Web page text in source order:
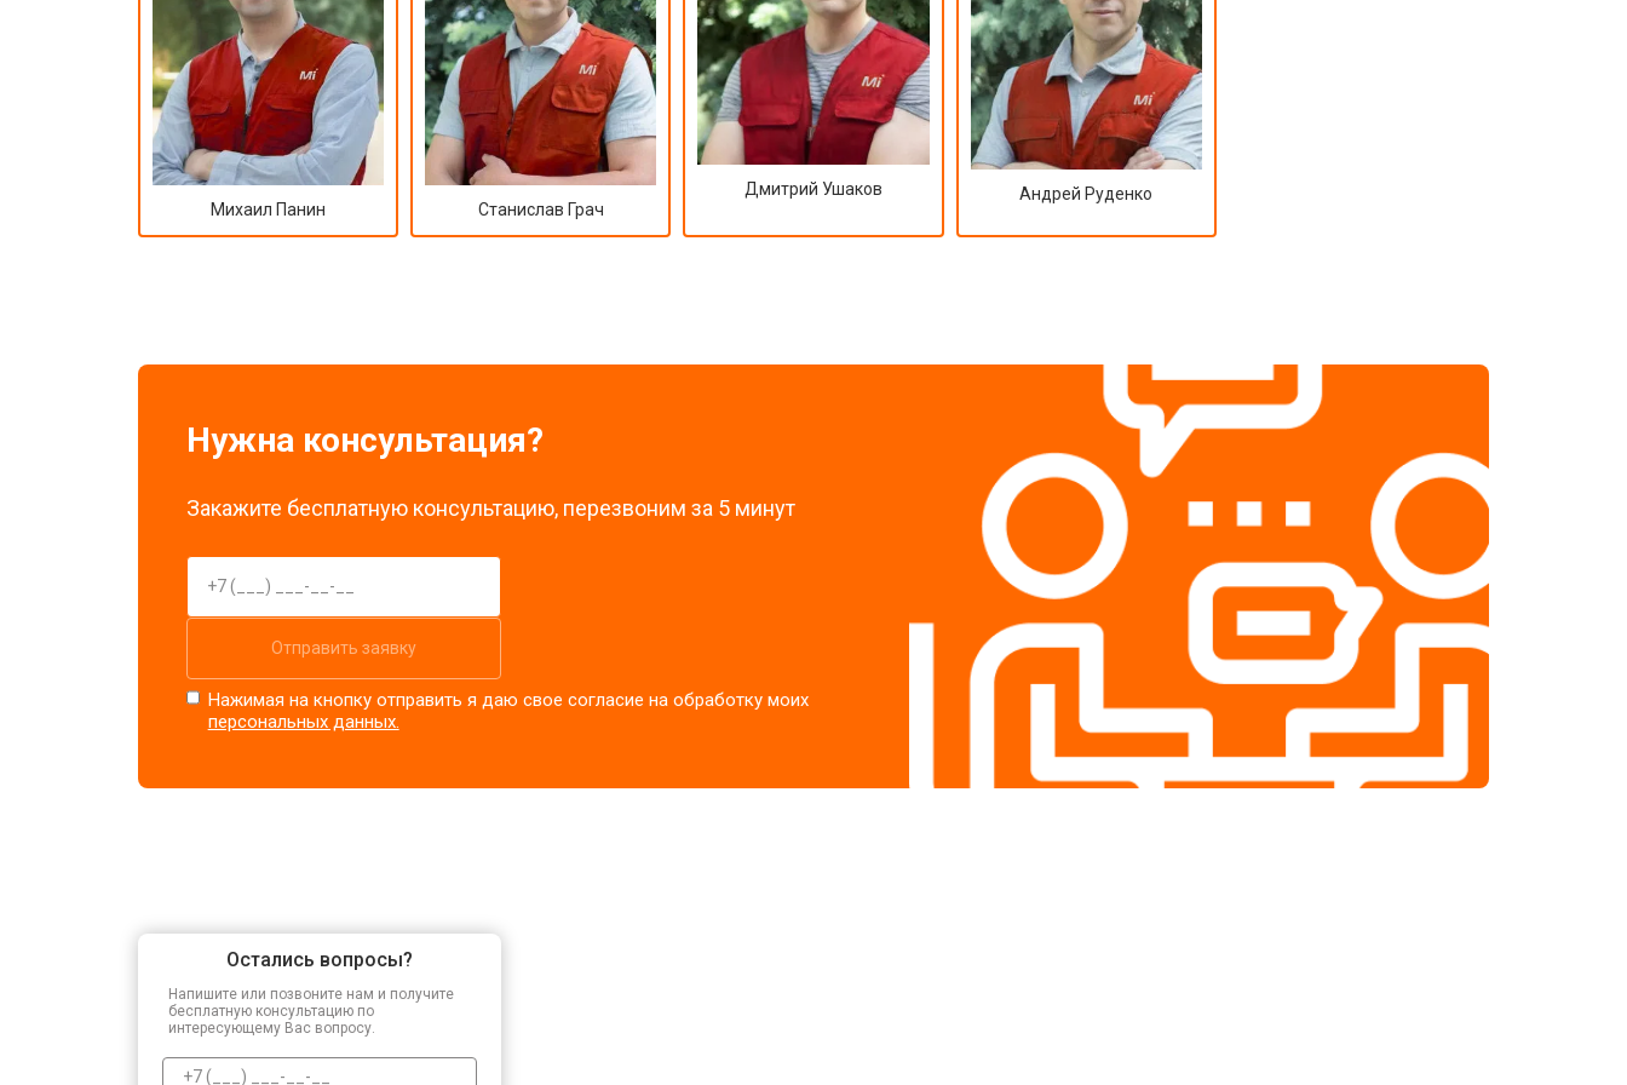
Михаил Панин Станислав Грач
Дмитрий Ушаков Андрей Руденко
Нужна консультация?
Закажите бесплатную консультацию, перезвоним за 5 минут
Отправить заявку
Нажимая на кнопку отправить я даю свое согласие на обработку моих
персональных данных.
Остались вопросы?
Напишите или позвоните нам и получите
бесплатную консультацию по
интересующему Вас вопросу.